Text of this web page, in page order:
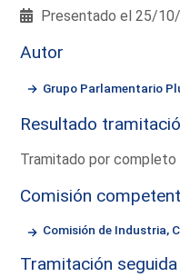
Presentado el 25/
Autor
Grupo Parlamentario
Resultado
Tramitado por completo
Comisión
Comisión de Industria,
Tramitación